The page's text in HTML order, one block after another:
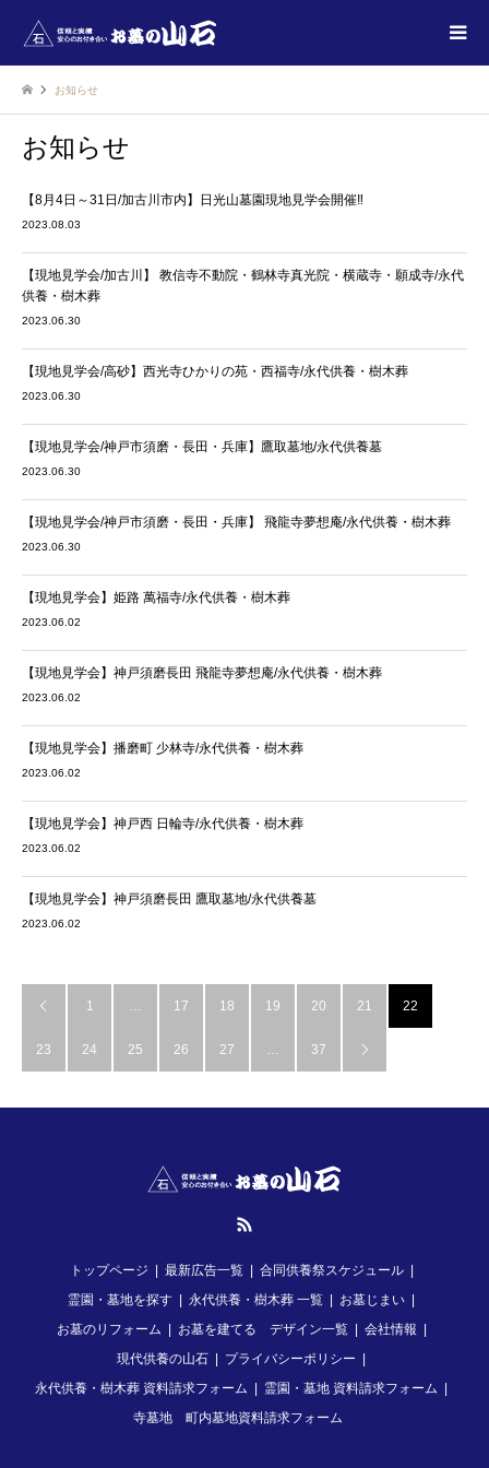
お知らせ
お知らせ
【8月4日～31日/加古川市内】日光山墓園現地見学会開催‼
2023.08.03
【現地見学会/加古川】 教信寺不動院・鶴林寺真光院・横蔵寺・願成寺/永代
供養・樹木葬
2023.06.30
【現地見学会/高砂】西光寺ひかりの苑・西福寺/永代供養・樹木葬
2023.06.30
【現地見学会/神戸市須磨・長田・兵庫】鷹取墓地/永代供養墓
2023.06.30
【現地見学会/神戸市須磨・長田・兵庫】 飛龍寺夢想庵/永代供養・樹木葬
2023.06.30
【現地見学会】姫路 萬福寺/永代供養・樹木葬
2023.06.02
【現地見学会】神戸須磨長田 飛龍寺夢想庵/永代供養・樹木葬
2023.06.02
【現地見学会】播磨町 少林寺/永代供養・樹木葬
2023.06.02
【現地見学会】神戸西 日輪寺/永代供養・樹木葬
2023.06.02
【現地見学会】神戸須磨長田 鷹取墓地/永代供養墓
2023.06.02
 1 … 17 18 19 20 21 22
23 24 25 26 27 … 37 
トップページ 最新広告一覧
合同供養祭スケジュール
霊園・墓地を探す
永代供養・樹木葬 一覧
お墓じまい
お墓のリフォーム
お墓を建てる デザイン一覧
会社情報
現代供養の山石
プライバシーポリシー
永代供養・樹木葬 資料請求フォーム
霊園・墓地 資料請求フォーム
寺墓地 町内墓地資料請求フォーム